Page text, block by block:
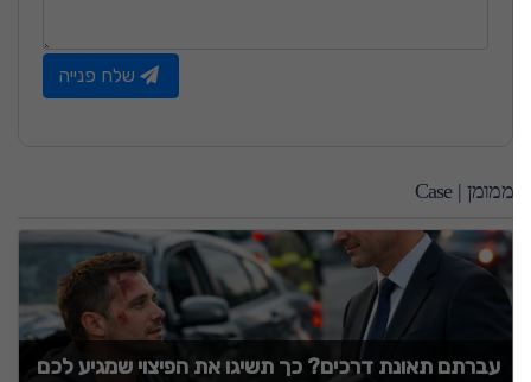
שלח פנייה
ממומן | Case
עברתם תאונת דרכים? כך תשיגו את הפיצוי שמגיע לכם